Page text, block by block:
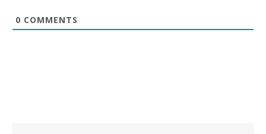
0 COMMENTS